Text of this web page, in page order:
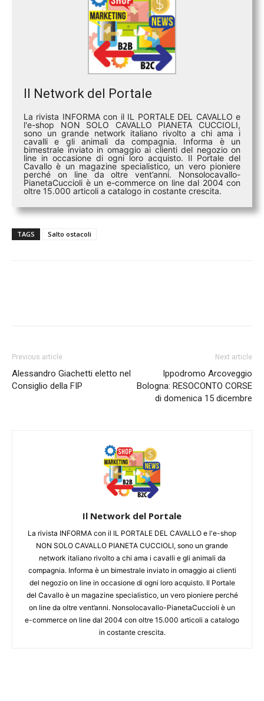
Il Network del Portale
La rivista INFORMA con il IL PORTALE DEL CAVALLO e
l'e-shop NON SOLO CAVALLO PIANETA CUCCIOLI,
sono un grande network italiano rivolto a chi ama i
cavalli e gli animali da compagnia. Informa è un
bimestrale inviato in omaggio ai clienti del negozio on
line in occasione di ogni loro acquisto. Il Portale del
Cavallo è un magazine specialistico, un vero pioniere
perché on line da oltre vent’anni. Nonsolocavallo-
PianetaCuccioli è un e-commerce on line dal 2004 con
oltre 15.000 articoli a catalogo in costante crescita.
TAGS Salto ostacoli
Previous article
Alessandro Giachetti eletto nel
Consiglio della FIP
Next article
Ippodromo Arcoveggio
Bologna: RESOCONTO CORSE
di domenica 15 dicembre
Il Network del Portale
La rivista INFORMA con il IL PORTALE DEL CAVALLO e l'e-shop
NON SOLO CAVALLO PIANETA CUCCIOLI, sono un grande
network italiano rivolto a chi ama i cavalli e gli animali da
compagnia. Informa è un bimestrale inviato in omaggio ai clienti
del negozio on line in occasione di ogni loro acquisto. Il Portale
del Cavallo è un magazine specialistico, un vero pioniere perché
on line da oltre vent’anni. Nonsolocavallo-PianetaCuccioli è un
e-commerce on line dal 2004 con oltre 15.000 articoli a catalogo
in costante crescita.